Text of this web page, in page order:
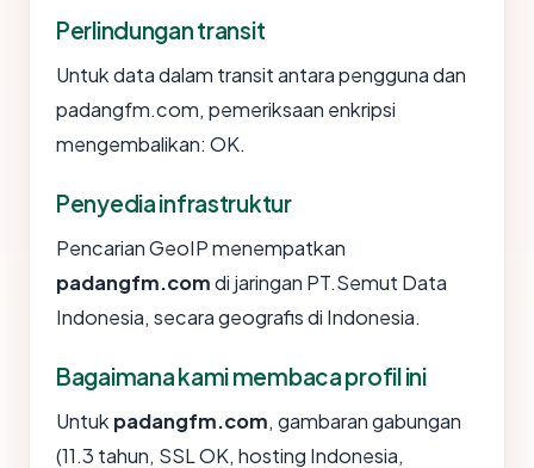
Perlindungan transit
Untuk data dalam transit antara pengguna dan
padangfm.com, pemeriksaan enkripsi
mengembalikan: OK.
Penyedia infrastruktur
Pencarian GeoIP menempatkan
padangfm.comdi jaringan PT.Semut Data
Indonesia, secara geografis di Indonesia.
Bagaimana kami membaca profil ini
Untuk padangfm.com, gambaran gabungan
(11.3 tahun, SSL OK, hosting Indonesia,